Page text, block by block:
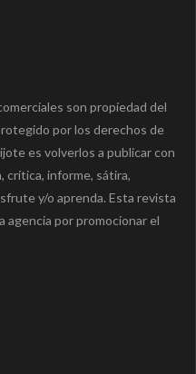
son propiedad del
por los derechos de
es volverlos a publicar con
crítica, informe, sátira,
y/o aprenda. Esta revista
agencia por promocionar el